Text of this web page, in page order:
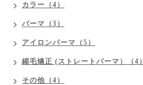
カラー（4）
パーマ（3）
アイロンパーマ（5）
縮毛矯正 (ストレートパーマ）（4）
その他（4）